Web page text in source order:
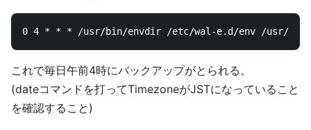
これで毎日午前4時にバックアップがとられる。
(dateコマンドを打ってTimezoneがJSTになっていること
を確認すること)